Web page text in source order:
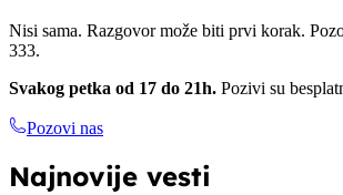
Nisi sama. Razgovor može biti prvi korak.
333.
Svakog petka od 17 do 21h. Pozivi su
Pozovi nas
Najnovije vesti